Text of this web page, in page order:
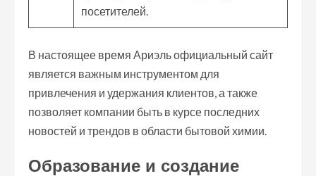
посетителей.
В настоящее время Ариэль официальный сайт
является важным инструментом для
привлечения и удержания клиентов, а также
позволяет компании быть в курсе последних
новостей и трендов в области бытовой химии.
Образование и создание